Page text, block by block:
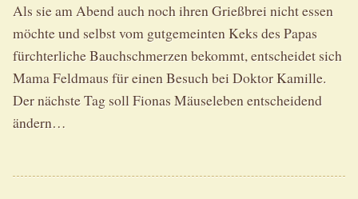
Als sie am Abend auch noch ihren Grießbrei nicht essen
möchte und selbst vom gutgemeinten Keks des Papas
fürchterliche Bauchschmerzen bekommt, entscheidet sich
Mama Feldmaus für einen Besuch bei Doktor Kamille.
Der nächste Tag soll Fionas Mäuseleben entscheidend
ändern…